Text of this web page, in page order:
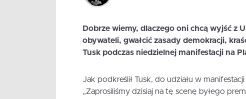
Dobrze wiemy, dlaczego oni chcą wyjść z
obywateli, gwałcić zasady demokracji,
Tusk podczas niedzielnej manifestacji na
Jak podkreślił Tusk, do udziału w
„Zaprosiliśmy dzisiaj na tę scenę byłego